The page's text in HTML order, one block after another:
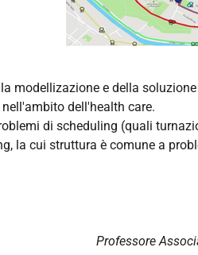
modellizazione e della
dell'health care.
di scheduling (quali
la cui struttura è comune a
Professore